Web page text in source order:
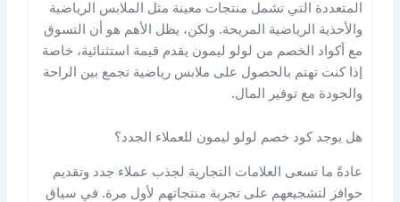
المتعددة التي تشمل منتجات معينة مثل الملابس الرياضية
والأحذية الرياضية المريحة​. ولكن، يظل الأهم هو أن التسوق
مع أكواد الخصم من لولو ليمون يقدم قيمة استثنائية، خاصة
إذا كنت تهتم بالحصول على ملابس رياضية تجمع بين الراحة
والجودة مع توفير المال.
هل يوجد كود خصم لولو ليمون للعملاء الجدد؟
عادةً ما تسعى العلامات التجارية لجذب عملاء جدد وتقديم
حوافز لتشجيعهم على تجربة منتجاتهم لأول مرة. في سياق